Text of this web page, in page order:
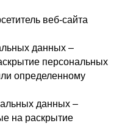
веб-сайта
данных –
персональных
определенному
данных –
на раскрытие